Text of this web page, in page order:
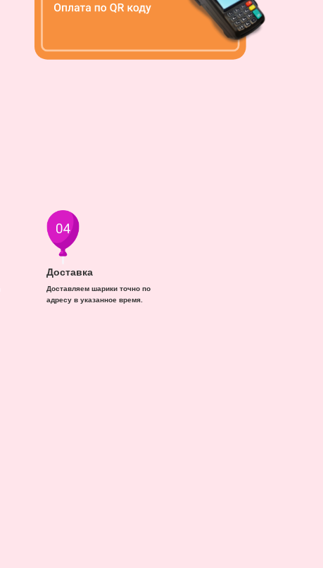
Доставка
Доставляем шарики точно по
адресу в указанное время.